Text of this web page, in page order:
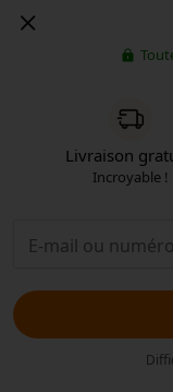
Livraison
Incroyable !